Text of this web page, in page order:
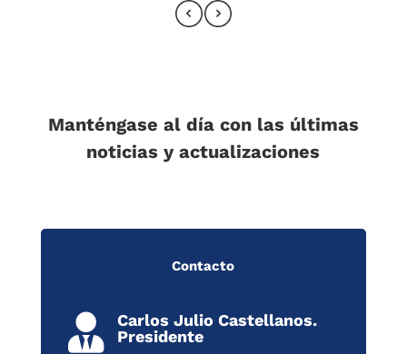
Manténgase al día con las últimas
noticias y actualizaciones
Contacto

Carlos Julio Castellanos.
Presidente